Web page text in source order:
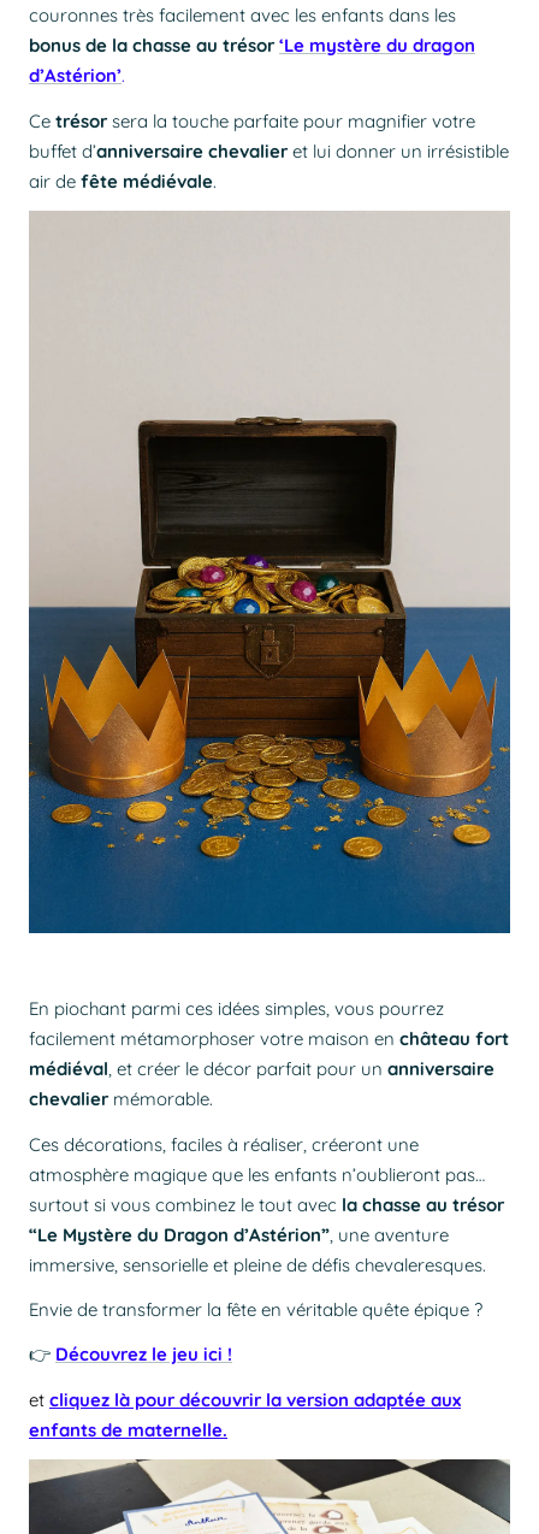
couronnes très facilement avec les enfants dans les
bonus de la chasse au trésor‘Le mystère du dragon
d’Astérion’.
Ce trésorsera la touche parfaite pour magnifier votre
buffet d’anniversaire chevalieret lui donner un irrésistible
air de fête médiévale.
En piochant parmi ces idées simples, vous pourrez
facilement métamorphoser votre maison en château fort
médiéval, et créer le décor parfait pour un anniversaire
chevaliermémorable.
Ces décorations, faciles à réaliser, créeront une
atmosphère magique que les enfants n’oublieront pas…
surtout si vous combinez le tout avec la chasse au trésor
“Le Mystère du Dragon d’Astérion” , une aventure
immersive, sensorielle et pleine de défis chevaleresques.
Envie de transformer la fête en véritable quête épique ?
👉 Découvrez le jeu ici !
et cliquez là pour découvrir la version adaptée aux
enfants de maternelle.